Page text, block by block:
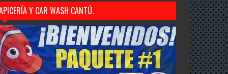
Y CAR WASH CANTÚ.